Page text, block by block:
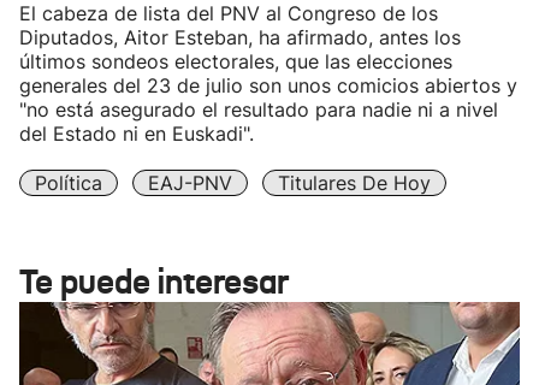
El cabeza de lista del PNV al Congreso de los
Diputados, Aitor Esteban, ha afirmado, antes los
últimos sondeos electorales, que las elecciones
generales del 23 de julio son unos comicios abiertos y
"no está asegurado el resultado para nadie ni a nivel
del Estado ni en Euskadi".
Política EAJ-PNV Titulares De Hoy
Te puede interesar